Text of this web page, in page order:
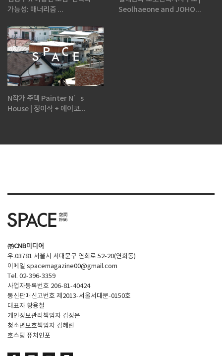
가능성: 매너리즘 ...
Seolhaeone and JOHO...
N작가 주택 Painter N’s
House | 정이삭 + 에이코...
㈜CNB미디어
우.03781 서울시 서대문구 연희로 52-20(연희동)
이메일 spacemagazine00@gmail.com
Tel. 02-396-3359
사업자등록번호 206-81-40424
통신판매신고번호 제2013-서울서대문-0150호
대표자 황용철
개인정보관리책임자 김정은
청소년보호책임자 김혜린
호스팅 퓨처인포